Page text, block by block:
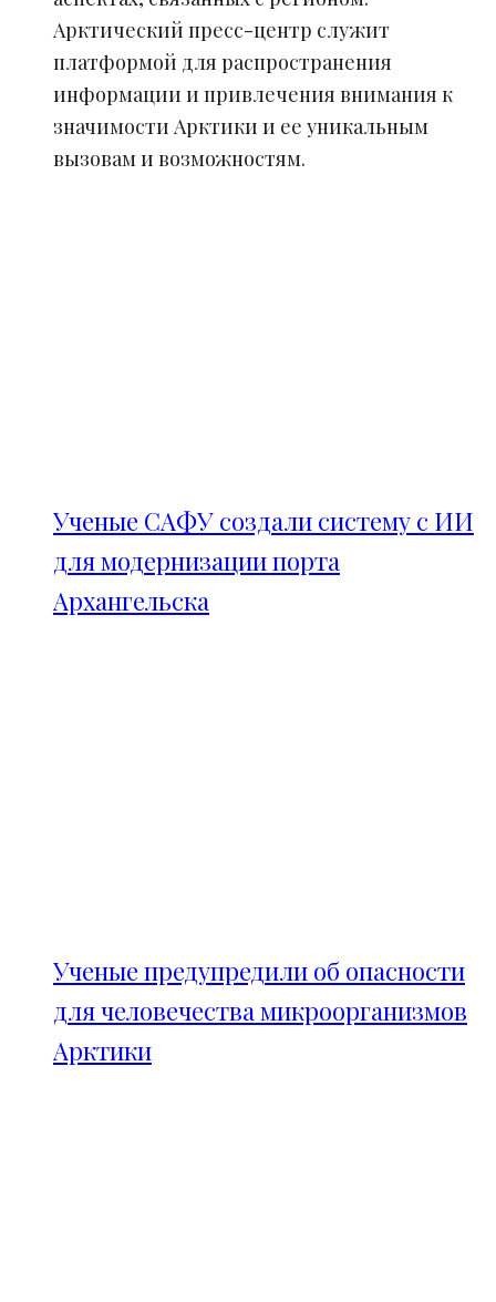
Арктический пресс-центр служит
платформой для распространения
информации и привлечения внимания к
значимости Арктики и ее уникальным
вызовам и возможностям.
Ученые САФУ создали систему с ИИ
для модернизации порта
Архангельска
Ученые предупредили об опасности
для человечества микроорганизмов
Арктики